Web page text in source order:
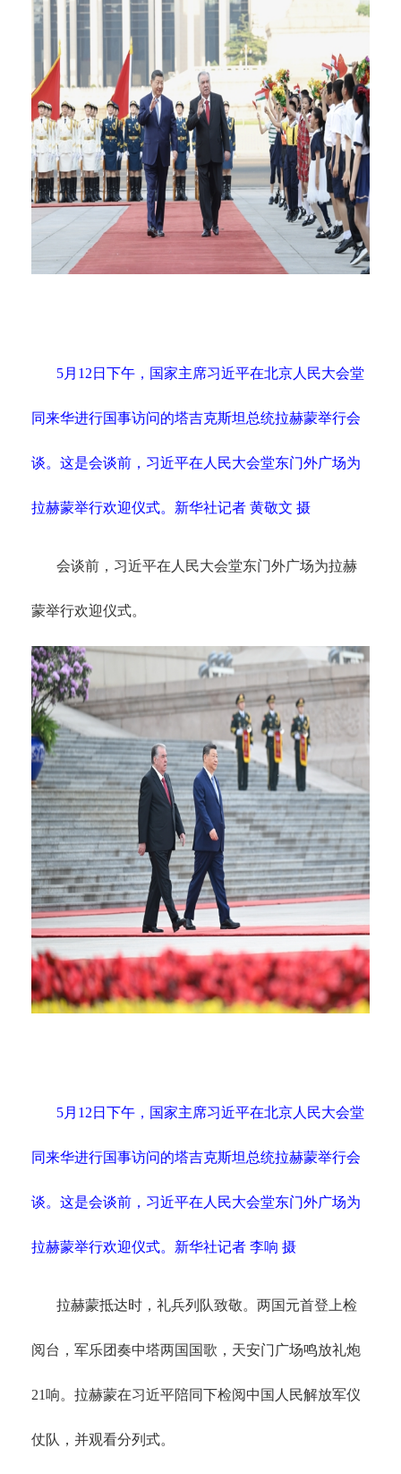
5月12日下午，国家主席习近平在北京人民大会堂
同来华进行国事访问的塔吉克斯坦总统拉赫蒙举行会
谈。这是会谈前，习近平在人民大会堂东门外广场为
拉赫蒙举行欢迎仪式。新华社记者 黄敬文 摄
会谈前，习近平在人民大会堂东门外广场为拉赫
蒙举行欢迎仪式。
5月12日下午，国家主席习近平在北京人民大会堂
同来华进行国事访问的塔吉克斯坦总统拉赫蒙举行会
谈。这是会谈前，习近平在人民大会堂东门外广场为
拉赫蒙举行欢迎仪式。新华社记者 李响 摄
拉赫蒙抵达时，礼兵列队致敬。两国元首登上检
阅台，军乐团奏中塔两国国歌，天安门广场鸣放礼炮
21响。拉赫蒙在习近平陪同下检阅中国人民解放军仪
仗队，并观看分列式。